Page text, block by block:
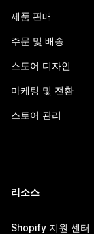
제품 판매
주문 및 배송
스토어 디자인
마케팅 및 전환
스토어 관리
리소스
Shopify 지원 센터